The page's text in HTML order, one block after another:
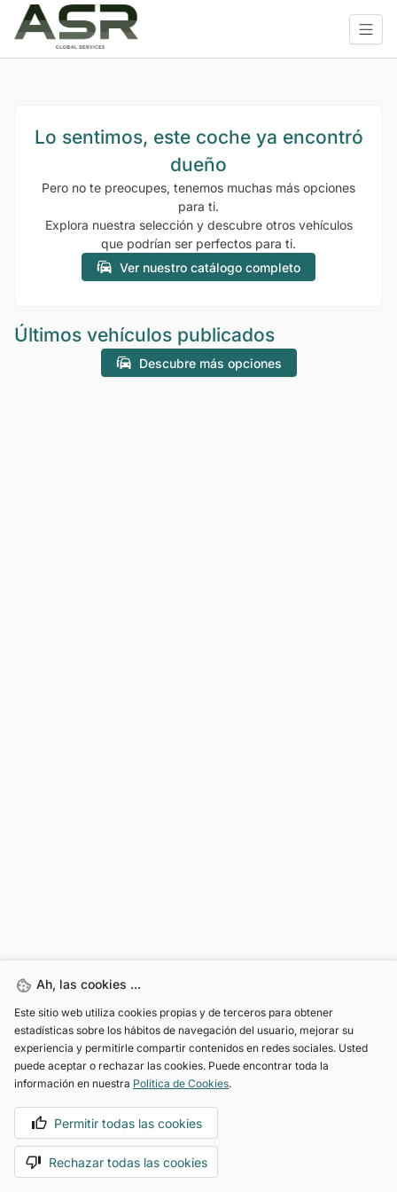
Lo sentimos, este coche ya encontró
dueño
Pero no te preocupes, tenemos muchas más opciones
para ti.
Explora nuestra selección y descubre otros vehículos
que podrían ser perfectos para ti.
Ver nuestro catálogo completo
Últimos vehículos publicados
Descubre más opciones
Ah, las cookies ...
Este sitio web utiliza cookies propias y de terceros para obtener
estadísticas sobre los hábitos de navegación del usuario, mejorar su
experiencia y permitirle compartir contenidos en redes sociales. Usted
puede aceptar o rechazar las cookies. Puede encontrar toda la
información en nuestra Política de Cookies.
Permitir todas las cookies
Rechazar todas las cookies